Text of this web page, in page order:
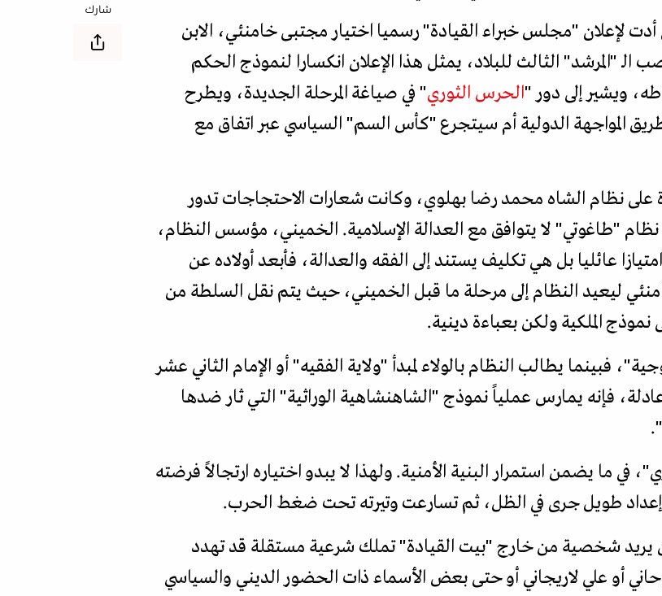
أدت لإعلان "مجلس خبراء القيادة" رسميا اختيار مجتبى خامنئي، الابن
الـ "المرشد" الثالث للبلاد، يمثل هذا الإعلان انكسارا لنموذج الحكم
الحرس الثوري" في صياغة المرحلة الجديدة، ويطرح
المواجهة الدولية أم سيتجرع "كأس السم" السياسي عبر اتفاق مع
على نظام الشاه محمد رضا بهلوي، وكانت شعارات الاحتجاجات تدور
نظام "طاغوتي" لا يتوافق مع العدالة الإسلامية. الخميني، مؤسس النظام،
عائليا بل هي تكليف يستند إلى الفقه والعدالة، فأبعد أولاده عن
ليعيد النظام إلى مرحلة ما قبل الخميني، حيث يتم نقل السلطة من
الملكية ولكن بعباءة دينية.
فبينما يطالب النظام بالولاء لمبدأ "ولاية الفقيه" أو الإمام الثاني عشر
فإنه يمارس عملياً نموذج "الشاهنشاهية الوراثية" التي ثار ضدها
ما يضمن استمرار البنية الأمنية. ولهذا لا يبدو اختياره ارتجالاً فرضته
إعداد طويل جرى في الظل، ثم تسارعت وتيرته تحت ضغط الحرب.
يريد شخصية من خارج "بيت القيادة" تملك شرعية مستقلة قد تهدد
أو علي لاريجاني أو حتى بعض الأسماء ذات الحضور الديني والسياسي
شارك